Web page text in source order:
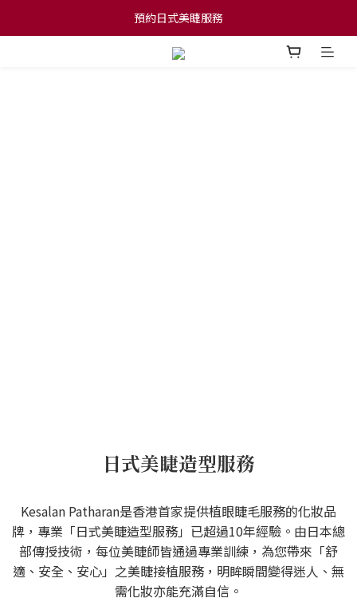
預約日式美睫服務
預約日式美睫服務
會員網店消費滿$600可享本地免運費
日式美睫造型服務
Kesalan Patharan是香港首家提供植眼睫毛服務的化妝品
牌，專業「日式美睫造型服務」已超過10年經驗。由日本總
部傳授技術，每位美睫師皆通過專業訓練，為您帶來「舒
適、安全、安心」之美睫接植服務，明眸瞬間變得迷人、無
需化妝亦能充滿自信。